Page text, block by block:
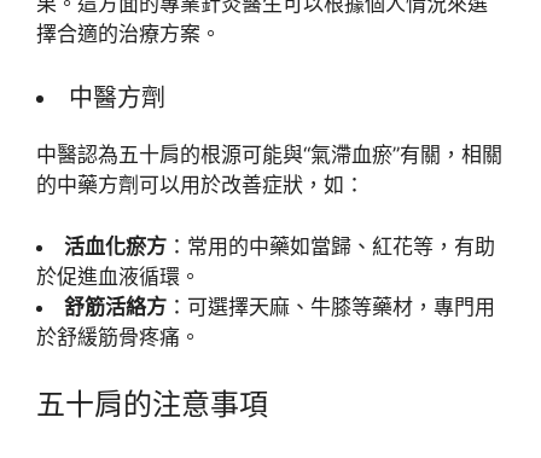
擇合適的治療方案。
中醫方劑
中醫認為五十肩的根源可能與“氣滯血瘀”有關，相關
的中藥方劑可以用於改善症狀，如：
活血化瘀方 ：常用的中藥如當歸、紅花等，有助
於促進血液循環。
舒筋活絡方 ：可選擇天麻、牛膝等藥材，專門用
於舒緩筋骨疼痛。
五十肩的注意事項